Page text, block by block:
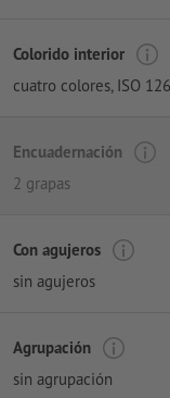
Colorido interior
cuatro colores, ISO
Encuadernación
2 grapas
Con agujeros
sin agujeros
Agrupación
sin agrupación